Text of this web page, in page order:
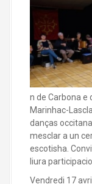
n de Carbona e
Marinhac-
danças
mesclar a un
escotisha.
liura
Vendredi 17